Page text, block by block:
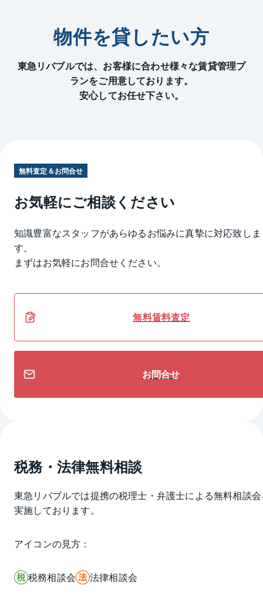
物件を貸したい方
東急リバブルでは、お客様に合わせ様々な賃貸管理プ
ランをご用意しております。
安心してお任せ下さい。
無料査定＆お問合せ
お気軽にご相談ください
知識豊富なスタッフがあらゆるお悩みに真摯に対応致しま
す。
まずはお気軽にお問合せください。
無料賃料査定
お問合せ
税務・法律無料相談
東急リバブルでは提携の税理士・弁護士による無料相談
実施しております。
アイコンの見方：
税務相談会 法律相談会